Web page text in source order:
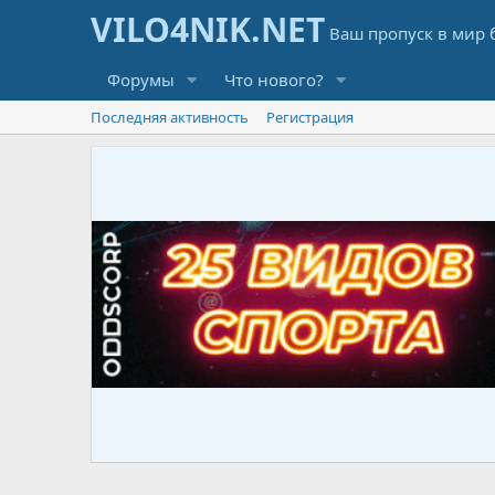
Форумы Что нового?
Последняя активность Регистрация